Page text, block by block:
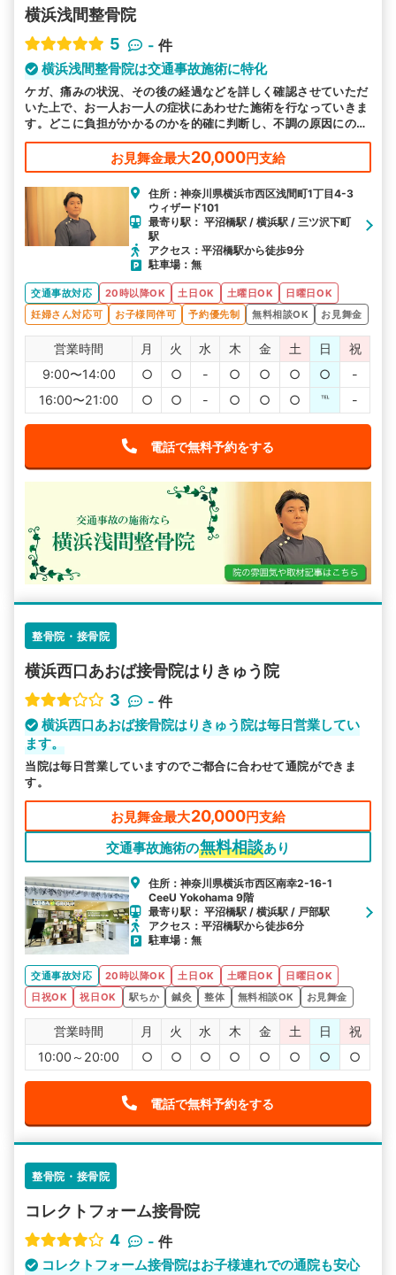
その他の検索方法
駅から探す 院名から探す
横浜浅間整骨院
5
- 件
横浜浅間整骨院は交通事故施術に特化
ケガ、痛みの状況、その後の経過などを詳しく確認させていただ
いた上で、お一人お一人の症状にあわせた施術を行なっていきま
す。どこに負担がかかるのかを的確に判断し、不調の原因にのみ
アプローチしますので安心してお越しください。
お見舞金最大20,000円支給
住所：神奈川県横浜市西区浅間町1丁目4-3
ウィザード101
最寄り駅： 平沼橋駅 / 横浜駅 / 三ツ沢下町
駅
アクセス：平沼橋駅から徒歩9分
駐車場：無
交通事故対応 20時以降OK 土日OK 土曜日OK
日曜日OK
妊婦さん対応可
お子様同伴可 予約優先制 無料相談OK お見舞金
営業時間 月 火 水 木 金 土 日
祝
9:00〜14:00
○ ○ - ○ ○ ○ ○
-
16:00〜21:00
○ ○ - ○ ○ ○ ℡ -
電話で無料予約をする
整骨院・接骨院
横浜西口あおば接骨院はりきゅう院
3
- 件
横浜西口あおば接骨院はりきゅう院は毎日営業してい
ます。
当院は毎日営業していますのでご都合に合わせて通院ができま
す。
お見舞金最大20,000円支給
交通事故施術の無料相談あり
住所：神奈川県横浜市西区南幸2-16-1
CeeU Yokohama 9階
最寄り駅： 平沼橋駅 / 横浜駅 / 戸部駅
アクセス：平沼橋駅から徒歩6分
駐車場：無
交通事故対応 20時以降OK 土日OK 土曜日OK
日曜日OK
日祝OK
祝日OK 駅ちか 鍼灸 整体 無料相談OK お見舞金
営業時間 月 火 水 木 金 土 日
祝
10:00～20:00
○ ○ ○ ○ ○ ○ ○ ○
電話で無料予約をする
整骨院・接骨院
コレクトフォーム接骨院
4
- 件
コレクトフォーム接骨院はお子様連れでの通院も安心